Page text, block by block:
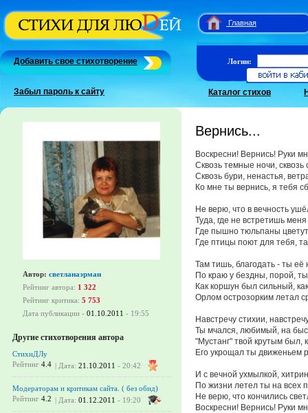
Главная
Добавить свое стихотворение
Забыл пароль к сайту
Логин:
Каталог стихов
Автор: светланаэрман
Рейтинг автора: 1 322
Рейтинг критика: 5 753
Дата публикации - 01.10.2011 - 19:55
Другие стихотворения автора
СтихиДЛу
Рейтинг 4.4 | Дата: 21.10.2011 - 20:42
Модераторам и критикам сайта. ( без обид)
Рейтинг 4.2 | Дата: 01.12.2011 - 19:20
Вернись...
Воскресни! Вернись! Руки
Сквозь темные ночи, сквозь
Сквозь бури, ненастья,
Ко мне ты вернись, я тебя
Не верю, что в вечность
Туда, где не встретишь меня
Где пышно тюльпаны
Где птицы поют для тебя,
Там тишь, благодать - ты её
По краю у бездны, порой,
Как коршун был сильный,
Орлом острозорким летал
Навстречу стихии,
Ты мчался, любимый, на
"Мустанг" твой крутым был,
Его укрощал ты движеньем
И с вечной ухмылкой,
По жизни летел ты на всех
Не верю, что кончились
Воскресни! Вернись! Руки